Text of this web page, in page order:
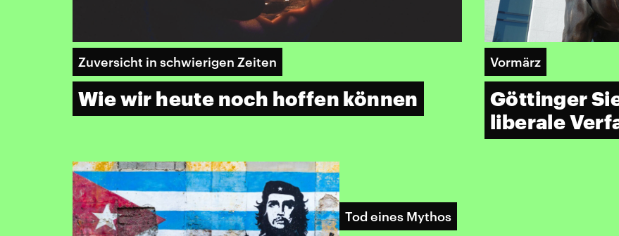
Zuversicht in schwierigen Zeiten
Wie wir heute noch hoffen können
Vormärz
Göttinger
liberale
Tod eines Mythos